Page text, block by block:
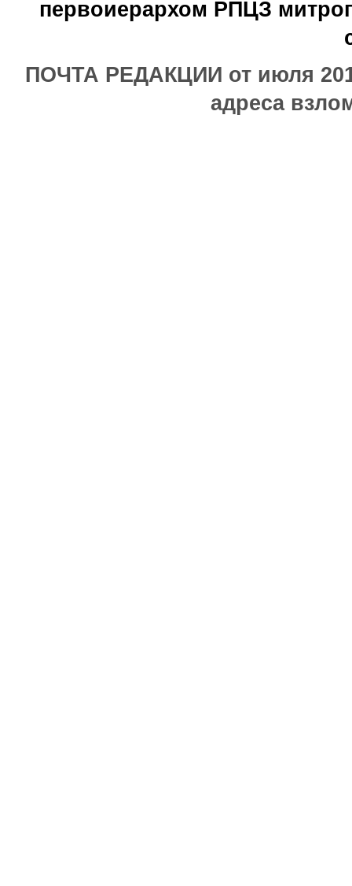
первоиерархом РПЦЗ
ПОЧТА РЕДАКЦИИ от июля
адреса